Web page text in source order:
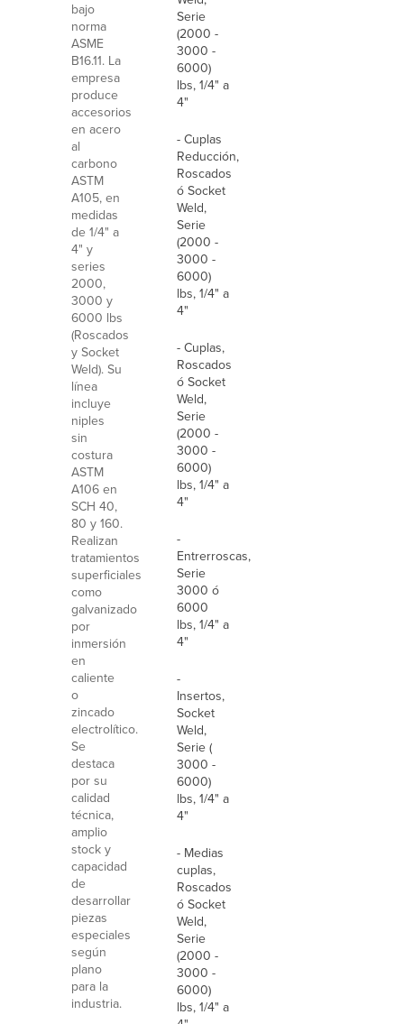
bajo
norma
ASME
B16.11. La
empresa
produce
accesorios
en acero
al
carbono
ASTM
A105, en
medidas
de 1/4" a
4" y
series
2000,
3000 y
6000 lbs
(Roscados
y Socket
Weld). Su
línea
incluye
niples
sin
costura
ASTM
A106 en
SCH 40,
80 y 160.
Realizan
tratamientos
superficiales
como
galvanizado
por
inmersión
en
caliente
o
zincado
electrolítico.
Se
destaca
por su
calidad
técnica,
amplio
stock y
capacidad
de
desarrollar
piezas
especiales
según
plano
para la
industria.
Serie
(2000 -
3000 -
6000)
lbs, 1/4" a
4"
- Cuplas
Reducción,
Roscados
ó Socket
Weld,
Serie
(2000 -
3000 -
6000)
lbs, 1/4" a
4"
- Cuplas,
Roscados
ó Socket
Weld,
Serie
(2000 -
3000 -
6000)
lbs, 1/4" a
4"
-
Entrerroscas,
Serie
3000 ó
6000
lbs, 1/4" a
4"
-
Insertos,
Socket
Weld,
Serie (
3000 -
6000)
lbs, 1/4" a
4"
- Medias
cuplas,
Roscados
ó Socket
Weld,
Serie
(2000 -
3000 -
6000)
lbs, 1/4" a